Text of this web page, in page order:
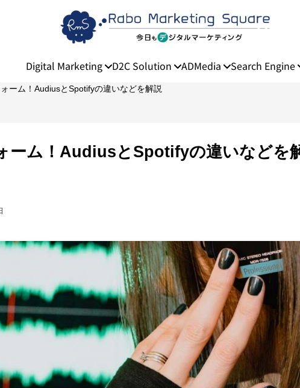
Digital Marketing D2C Solution ADMedia Search Engine
ーム！AudiusとSpotifyの違いなどを解説
ーム！AudiusとSpotifyの違いなどを